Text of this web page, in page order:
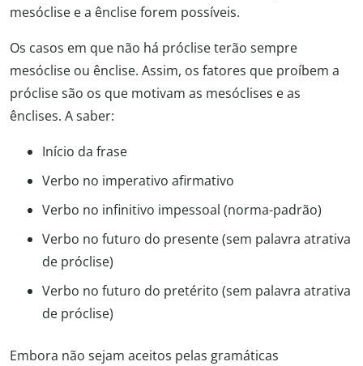
mesóclise e a ênclise forem possíveis.
Os casos em que não há próclise terão sempre
mesóclise ou ênclise. Assim, os fatores que proíbem a
próclise são os que motivam as mesóclises e as
ênclises. A saber:
Início da frase
Verbo no imperativo afirmativo
Verbo no infinitivo impessoal (norma-padrão)
Verbo no futuro do presente (sem palavra atrativa
de próclise)
Verbo no futuro do pretérito (sem palavra atrativa
de próclise)
Embora não sejam aceitos pelas gramáticas